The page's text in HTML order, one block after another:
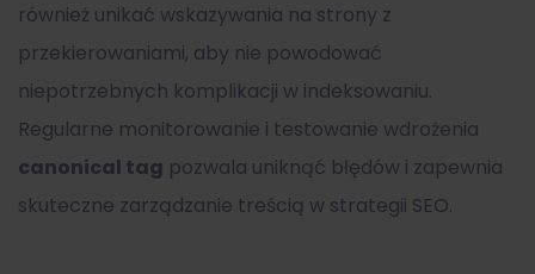
również unikać wskazywania na strony z
przekierowaniami, aby nie powodować
niepotrzebnych komplikacji w indeksowaniu.
Regularne monitorowanie i testowanie wdrożenia
canonical tag pozwala uniknąć błędów i zapewnia
skuteczne zarządzanie treścią w strategii SEO.